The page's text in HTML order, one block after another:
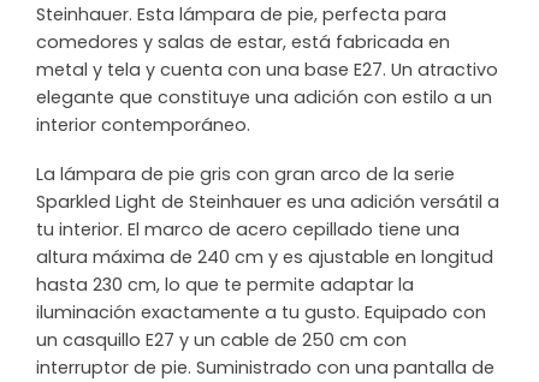
Steinhauer. Esta lámpara de pie, perfecta para
comedores y salas de estar, está fabricada en
metal y tela y cuenta con una base E27. Un atractivo
elegante que constituye una adición con estilo a un
interior contemporáneo.
La lámpara de pie gris con gran arco de la serie
Sparkled Light de Steinhauer es una adición versátil a
tu interior. El marco de acero cepillado tiene una
altura máxima de 240 cm y es ajustable en longitud
hasta 230 cm, lo que te permite adaptar la
iluminación exactamente a tu gusto. Equipado con
un casquillo E27 y un cable de 250 cm con
interruptor de pie. Suministrado con una pantalla de